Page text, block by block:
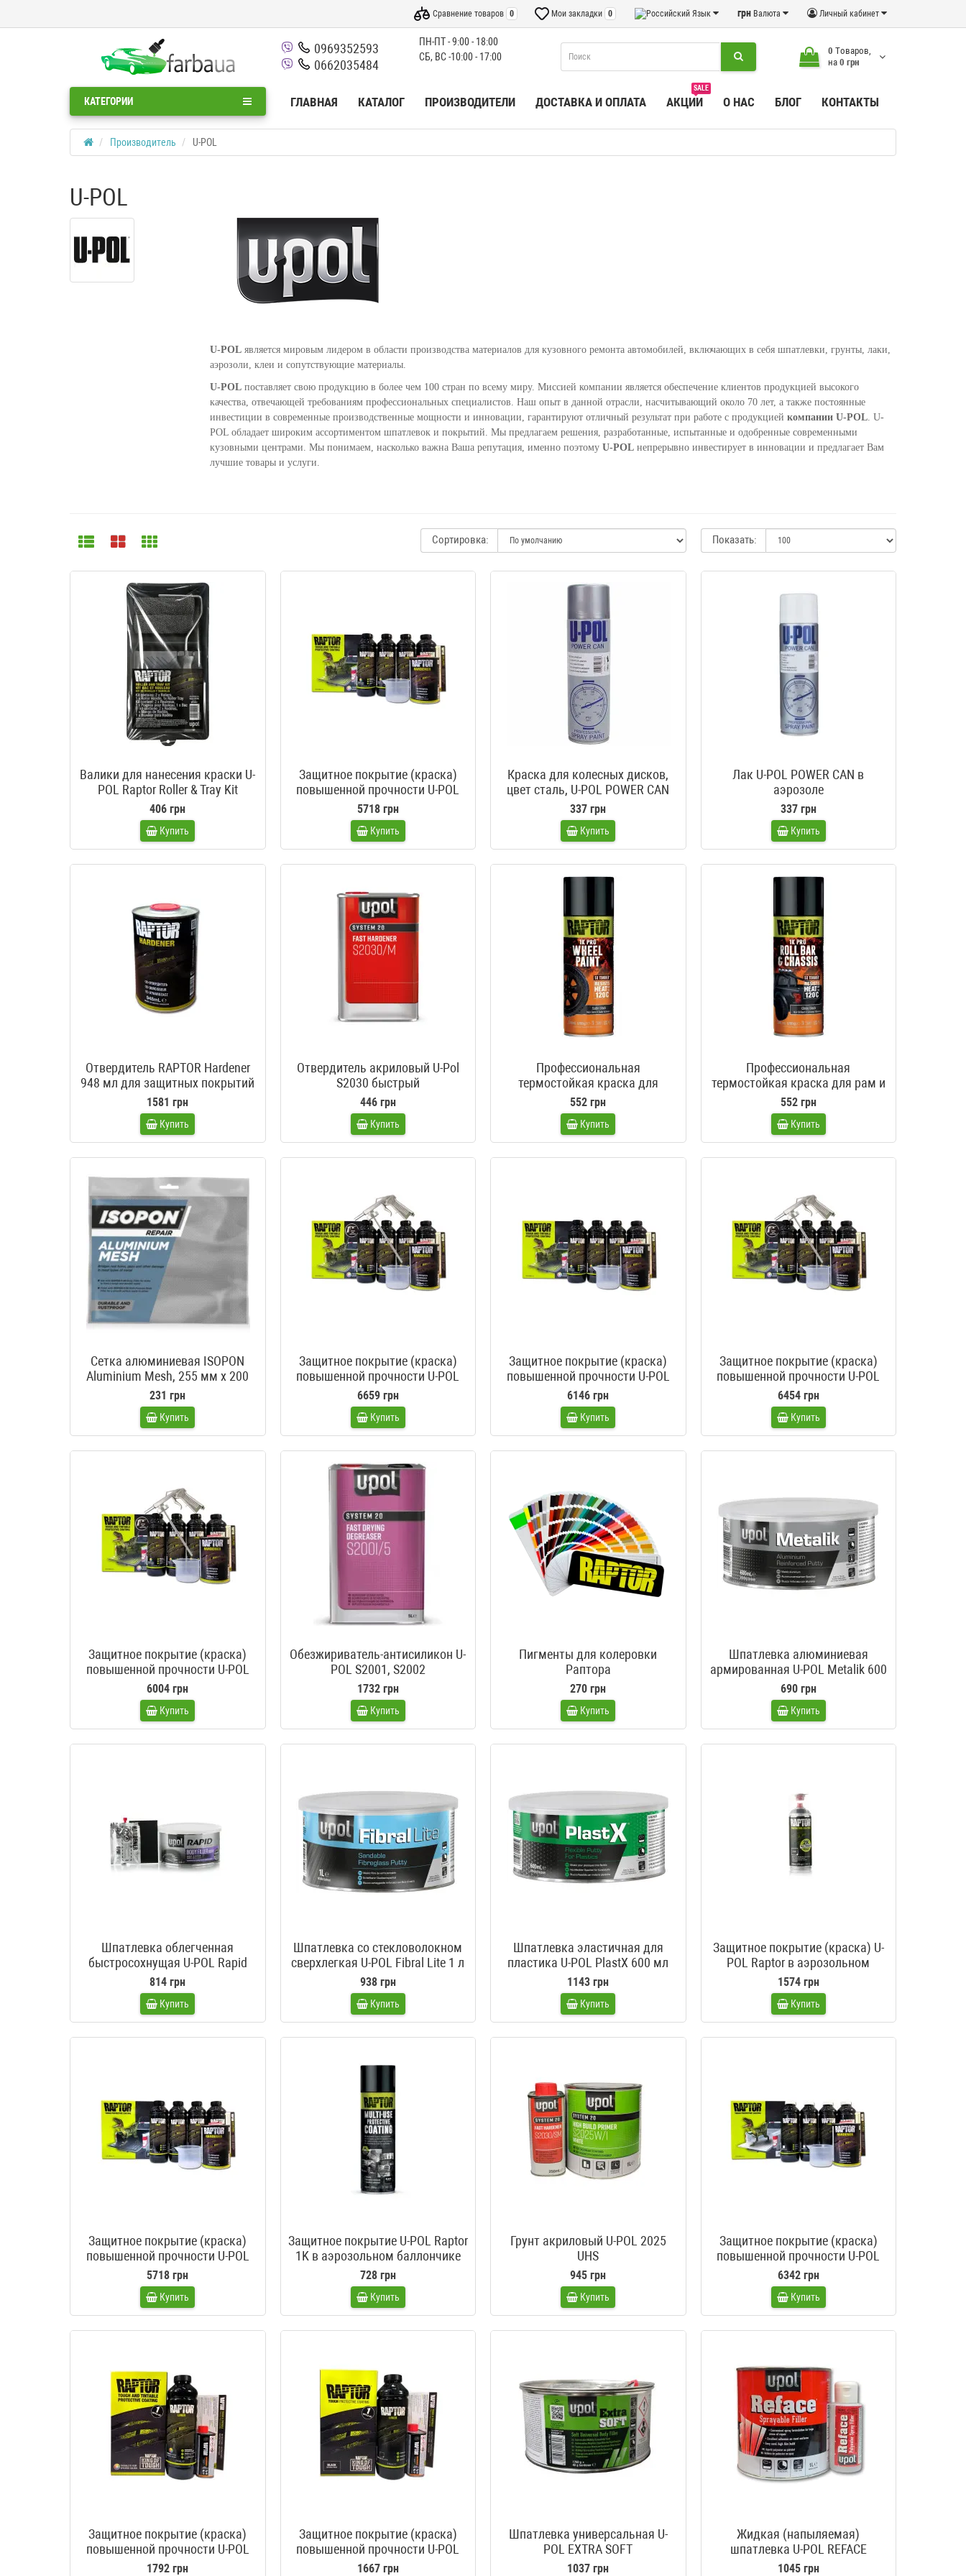
Личный кабинет
грн Валюта
Язык
Мои закладки 0
Сравнение товаров 0
0969352593
0662035484
ПН-ПТ - 9:00 - 18:00
СБ, ВС -10:00 - 17:00
0 Tоваров,
на 0 грн
КАТЕГОРИИ ГЛАВНАЯ КАТАЛОГ ПРОИЗВОДИТЕЛИ ДОСТАВКА И ОПЛАТА
SALE
АКЦИИ О НАС БЛОГ КОНТАКТЫ
Производитель U-POL
U-POL
U-POL является мировым лидером в области производства материалов для кузовного ремонта автомобилей, включающих в себя шпатлевки, грунты, лаки,
аэрозоли, клеи и сопутствующие материалы.
U-POL поставляет свою продукцию в более чем 100 стран по всему миру. Миссией компании является обеспечение клиентов продукцией высокого
качества, отвечающей требованиям профессиональных специалистов. Наш опыт в данной отрасли, насчитывающий около 70 лет, а также постоянные
инвестиции в современные производственные мощности и инновации, гарантируют отличный результат при работе с продукцией компании U-POL. U-
POL обладает широким ассортиментом шпатлевок и покрытий. Мы предлагаем решения, разработанные, испытанные и одобренные современными
кузовными центрами. Мы понимаем, насколько важна Ваша репутация, именно поэтому U-POL непрерывно инвестирует в инновации и предлагает Вам
лучшие товары и услуги.
Сортировка: Показать:
Валики для нанесения краски U-
POL Raptor Roller & Tray Kit
406 грн
Купить
Защитное покрытие (краска)
повышенной прочности U-POL
Raptor
5718 грн
Купить
Краска для колесных дисков,
цвет сталь, U-POL POWER CAN
337 грн
Купить
Лак U-POL POWER CAN в
аэрозоле
337 грн
Купить
Отвердитель RAPTOR Hardener
948 мл для защитных покрытий
U-Pol RAPTOR
1581 грн
Купить
Отвердитель акриловый U-Pol
S2030 быстрый
446 грн
Купить
Профессиональная
термостойкая краска для
колесных дисков в аэрозоле U-
POL Raptor Wheel Paint
552 грн
Купить
Профессиональная
термостойкая краска для рам и
каркасов в аэрозоле U-POL
Raptor ROLL BAR & CHASSIS
552 грн
Купить
Сетка алюминиевая ISOPON
Aluminium Mesh, 255 мм x 200
мм
231 грн
Купить
Защитное покрытие (краска)
повышенной прочности U-POL
Raptor белый 4 литра + пистолет
6659 грн
Купить
Защитное покрытие (краска)
повышенной прочности U-POL
Raptor колеруемый 4 литра
6146 грн
Купить
Защитное покрытие (краска)
повышенной прочности U-POL
Raptor колеруемый 4 литра +
пистолет
6454 грн
Купить
Защитное покрытие (краска)
повышенной прочности U-POL
Raptor черный 4 литра +
пистолет
6004 грн
Купить
Обезжириватель-антисиликон U-
POL S2001, S2002
1732 грн
Купить
Пигменты для колеровки
Раптора
270 грн
Купить
Шпатлевка алюминиевая
армированная U-POL Metalik 600
мл
690 грн
Купить
Шпатлевка облегченная
быстросохнущая U-POL Rapid
814 грн
Купить
Шпатлевка со стекловолокном
сверхлегкая U-POL Fibral Lite 1 л
938 грн
Купить
Шпатлевка эластичная для
пластика U-POL PlastX 600 мл
1143 грн
Купить
Защитное покрытие (краска) U-
POL Raptor в аэрозольном
баллончике
1574 грн
Купить
Защитное покрытие (краска)
повышенной прочности U-POL
Raptor черный 4 литра
5718 грн
Купить
Защитное покрытие U-POL Raptor
1K в аэрозольном баллончике
728 грн
Купить
Грунт акриловый U-POL 2025
UHS
945 грн
Купить
Защитное покрытие (краска)
повышенной прочности U-POL
Raptor белый 4 литра
6342 грн
Купить
Защитное покрытие (краска)
повышенной прочности U-POL
Raptor колеруемый 1 литр
1792 грн
Защитное покрытие (краска)
повышенной прочности U-POL
Raptor черный 1 литр
1667 грн
Шпатлевка универсальная U-
POL EXTRA SOFT
1037 грн
Жидкая (напыляемая)
шпатлевка U-POL REFACE
1045 грн